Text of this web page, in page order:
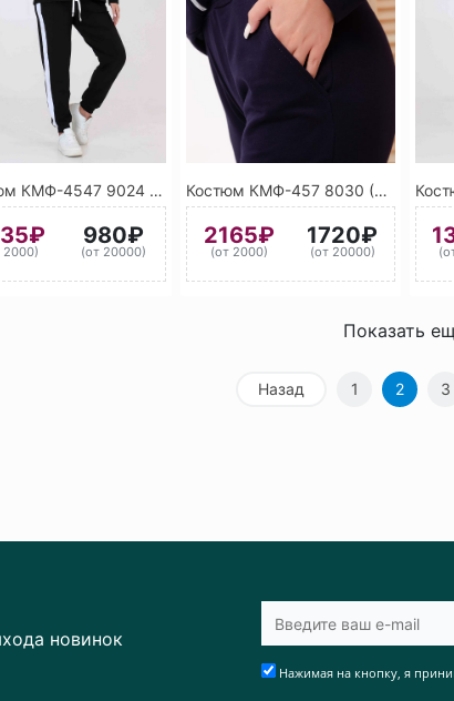
Костюм КМФ-4547 9024 (Черный)
2000)
980₽
(от 20000)
Костюм КМФ-457 8030 (Коричневый)
2165₽
(от 2000)
1720₽
(от 20000)
Показать
Назад 1 2 3
новинок
Нажимая на кнопку, я